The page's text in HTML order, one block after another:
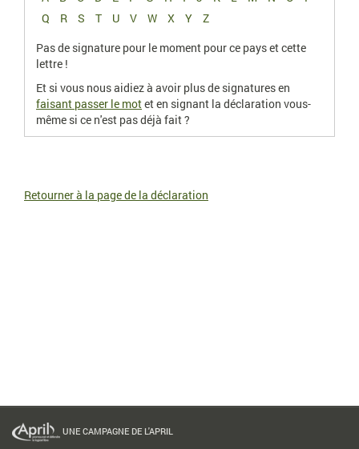
Q
R S T U V W X Y
Z
Pas de signature pour le moment pour ce pays et cette
lettre !
Et si vous nous aidiez à avoir plus de signatures en
faisant passer le motet en signant la déclaration vous-
même si ce n'est pas déjà fait ?
Retourner à la page de la déclaration
UNE CAMPAGNE DE L'APRIL